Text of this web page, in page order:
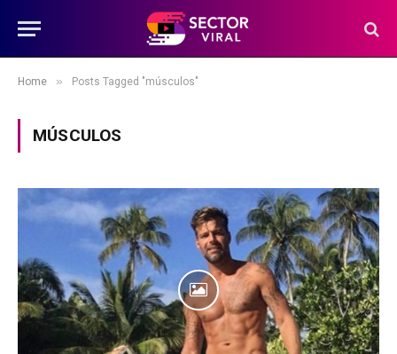
Home » Posts Tagged "músculos"
MÚSCULOS